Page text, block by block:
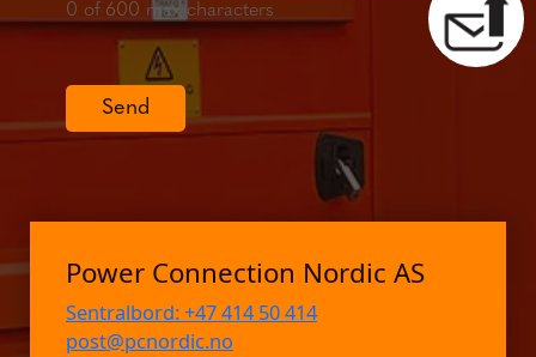
0 of 600 max characters
Send
Power Connection Nordic AS
Sentralbord: +47 414 50 414
post@pcnordic.no